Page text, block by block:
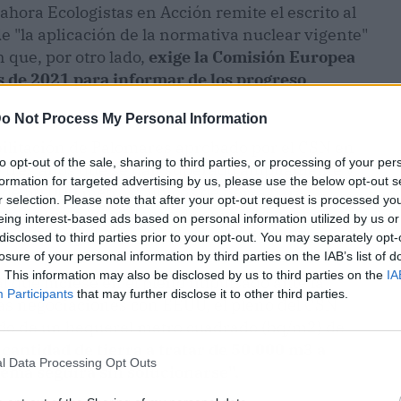
Not Process My Personal Information
opt-out of the sale, sharing to third parties, or processing of your
for targeted advertising by us, please use the below opt-out
selection. Please note that after your opt-out request is processed
interest-based ads based on personal information utilized by us
to third parties prior to your opt-out. You may separately
of your personal information by third parties on the IAB’s list of
This information may also be disclosed by us to third parties on the
Participants that may further disclose it to other third parties.
Data Processing Opt Outs
Ecologistas en Acción remite el escrito al
"la aplicación de la normativa nuclear vigente"
por otro lado, exige la Comisión Europea
de 2021 para informar de los progreso
de Palomares aprobado por el CSN en
años que se han superado ampliamente y
50.000 metros cúbicos de tierra para
de unos 30 millones de euros, transporte
Europea en base al artículo 35 del Euratom.
que hiciese en el pleito impulsado ante la
negociaciones con EEUU, el pleno del CSN
de un bequerel metro cuadrado (bq/m2) de
seguirá sin solucionarse".